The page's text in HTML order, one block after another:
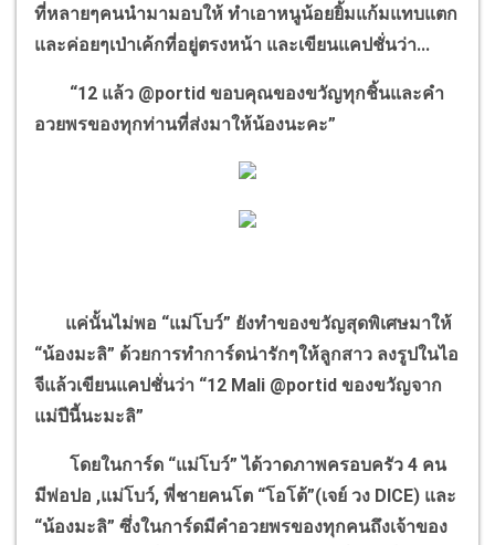
ที่หลายๆคนนำมามอบให้ ทำเอาหนูน้อยยิ้มแก้มแทบแตก
และค่อยๆเป่าเค้กที่อยู่ตรงหน้า และเขียนแคปชั่นว่า...
“12 แล้ว @portid ขอบคุณของขวัญทุกชิ้นและคำ
อวยพรของทุกท่านที่ส่งมาให้น้องนะคะ”
แค่นั้นไม่พอ “แม่โบว์” ยังทำของขวัญสุดพิเศษมาให้
“น้องมะลิ” ด้วยการทำการ์ดน่ารักๆให้ลูกสาว ลงรูปในไอ
จีแล้วเขียนแคปชั่นว่า “12 Mali @portid ของขวัญจาก
แม่ปีนี้นะมะลิ”
โดยในการ์ด “แม่โบว์” ได้วาดภาพครอบครัว 4 คน
มีพ่อปอ ,แม่โบว์, พี่ชายคนโต “โอโต้”(เจย์ วง DICE) และ
“น้องมะลิ” ซึ่งในการ์ดมีคำอวยพรของทุกคนถึงเจ้าของ